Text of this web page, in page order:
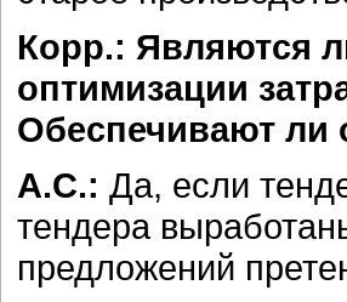
Корр.: Являются
оптимизации
Обеспечивают ли
А.С.: Да, если
тендера
предложений